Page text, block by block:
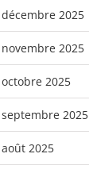
décembre 2025
novembre 2025
octobre 2025
septembre 2025
août 2025